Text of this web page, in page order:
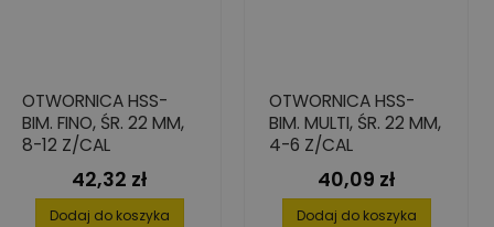
OTWORNICA HSS-
BIM. FINO, ŚR. 22 MM,
8-12 Z/CAL
Cena
42,32 zł
Dodaj do koszyka
OTWORNICA HSS-
BIM. MULTI, ŚR. 22 MM,
4-6 Z/CAL
Cena
40,09 zł
Dodaj do koszyka